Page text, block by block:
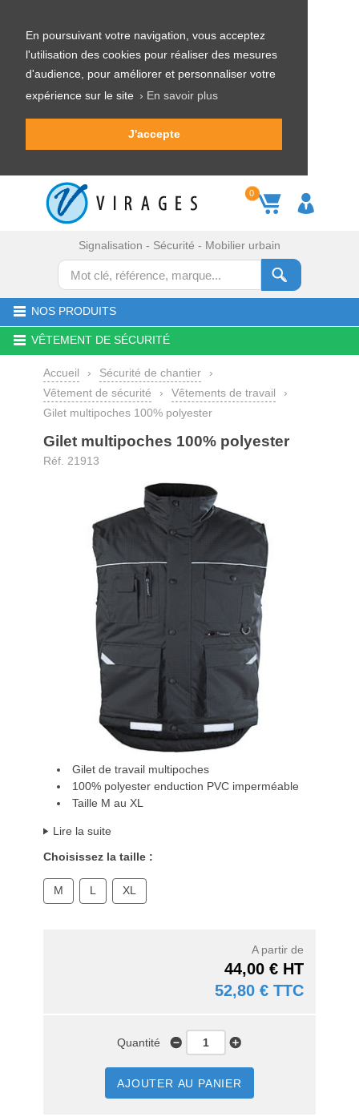
En poursuivant votre navigation, vous acceptez
l'utilisation des cookies pour réaliser des mesures
d'audience, pour améliorer et personnaliser votre
expérience sur le site › En savoir plus
J'accepte
0
Signalisation - Sécurité - Mobilier urbain
NOS PRODUITS
VÊTEMENT DE SÉCURITÉ
Accueil › Sécurité de chantier
›
Vêtement de sécurité
› Vêtements de travail
›
Gilet multipoches 100% polyester
Gilet multipoches 100% polyester
Réf. 21913
Gilet de travail multipoches
100% polyester enduction PVC imperméable
Taille M au XL
Lire la suite
Choisissez la taille :
M L XL
A partir de
44,00 € HT
52,80 € TTC
Quantité
AJOUTER AU PANIER